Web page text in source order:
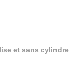
et sans cylindre